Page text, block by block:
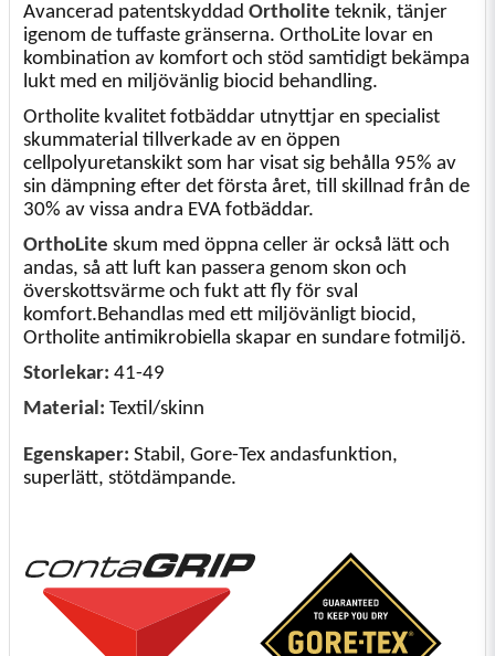
Avancerad patentskyddad Ortholite teknik, tänjer
igenom de tuffaste gränserna. OrthoLite lovar en
kombination av komfort och stöd samtidigt bekämpa
lukt med en miljövänlig biocid behandling.
Ortholite kvalitet fotbäddar utnyttjar en specialist
skummaterial tillverkade av en öppen
cellpolyuretanskikt som har visat sig behålla 95% av
sin dämpning efter det första året, till skillnad från de
30% av vissa andra EVA fotbäddar.
OrthoLite skum med öppna celler är också lätt och
andas, så att luft kan passera genom skon och
överskottsvärme och fukt att fly för sval
komfort.Behandlas med ett miljövänligt biocid,
Ortholite antimikrobiella skapar en sundare fotmiljö.
Storlekar: 41-49
Material: Textil/skinn
Egenskaper: Stabil, Gore-Tex andasfunktion,
superlätt, stötdämpande.